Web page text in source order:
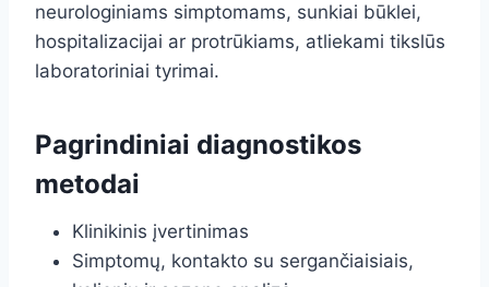
neurologiniams simptomams, sunkiai būklei,
hospitalizacijai ar protrūkiams, atliekami tikslūs
laboratoriniai tyrimai.
Pagrindiniai diagnostikos
metodai
Klinikinis įvertinimas
Simptomų, kontakto su sergančiaisiais,